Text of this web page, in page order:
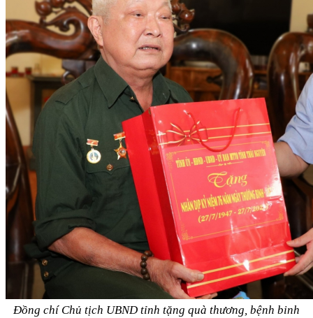
Đồng chí Chủ tịch UBND tỉnh tặng quà thương, bệnh binh